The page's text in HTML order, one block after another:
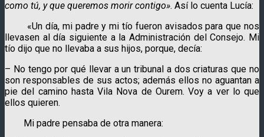
como tú, y que queremos morir contigo». Así lo cuenta Lucía:
«Un día, mi padre y mi tío fueron avisados para que nos
llevasen al día siguiente a la Administración del Consejo. Mi
tío dijo que no llevaba a sus hijos, porque, decía:
– No tengo por qué llevar a un tribunal a dos criaturas que no
son responsables de sus actos; además ellos no aguantan a
pie del camino hasta Vila Nova de Ourem. Voy a ver lo que
ellos quieren.
Mi padre pensaba de otra manera: